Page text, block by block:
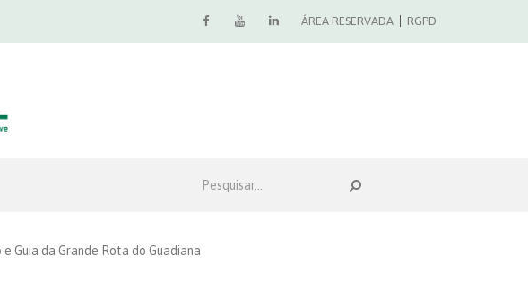
ÁREA RESERVADA RGPD
e Guia da Grande Rota do Guadiana